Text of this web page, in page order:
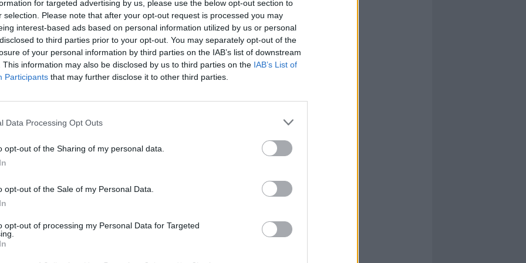
for targeted advertising by us, please use the below opt-out section to
selection. Please note that after your opt-out request is processed you may
interest-based ads based on personal information utilized by us or personal
to third parties prior to your opt-out. You may separately opt-out of the
of your personal information by third parties on the IAB’s list of downstream
This information may also be disclosed by us to third parties on the IAB’s List of
Participants that may further disclose it to other third parties.
Data Processing Opt Outs
opt-out of the Sharing of my personal data.
opt-out of the Sale of my Personal Data.
opt-out of processing my Personal Data for Targeted
tante
di
e